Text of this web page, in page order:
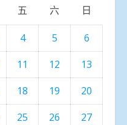
五 六 日
4 5
6
11 12
13
18 19
20
25 26
27